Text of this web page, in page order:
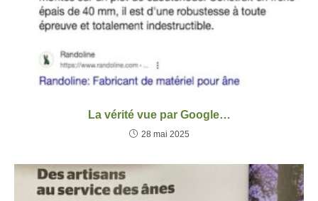
La vérité vue par Google…
28 mai 2025